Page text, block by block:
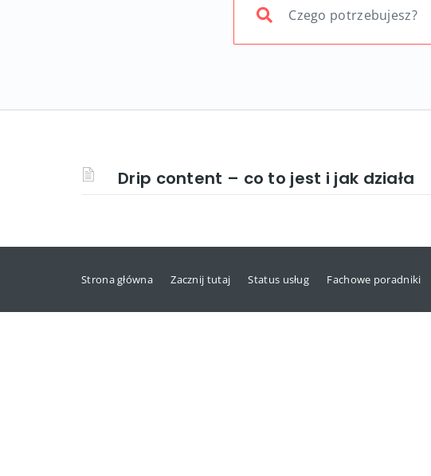
Drip content – co to jest i jak działa
Strona główna Zacznij tutaj Status usług Fachowe poradniki